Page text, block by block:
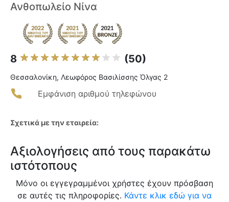
Ανθοπωλείο Νίνα
8 (50)
Θεσσαλονίκη, Λεωφόρος Βασιλίσσης Όλγας 2
Εμφάνιση αριθμού τηλεφώνου
Σχετικά με την εταιρεία:
Αξιολογήσεις από τους παρακάτω
ιστότοπους
Μόνο οι εγγεγραμμένοι χρήστες έχουν πρόσβαση
σε αυτές τις πληροφορίες. Κάντε κλικ εδώ για να